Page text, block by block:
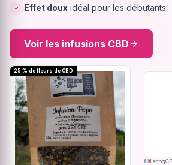
Effet doux idéal pour les débutants
Voir les infusions CBD
25 % de fleurs de CBD